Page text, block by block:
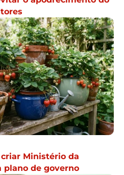
Ministério da
plano de governo